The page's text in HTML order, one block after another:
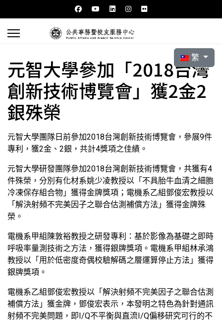
選擇你的語言
繁
元智大學參加「2018台灣
創新技術博覽會」獲2金2
銀殊榮
元智大學團隊日前參加2018台灣創新技術博覽會，參展9件
專利，獲2金、2銀，共計4獎項之佳績。
元智大學研發團隊參加2018台灣創新技術博覽會，共獲有4
件殊榮，分別有化材系姚少凌教授以「不具胎牛血清之細胞
冷凍保存組合物」獲得金牌獎項；電機系乙組鄧俊宏教授以
「解決射頻不完美因子之聯合估測補償方法」獲得金牌殊
榮。
電機系甲組陳敦裕教授之研發專利：基於影像為基礎之即時
呼吸率量測技術之方法，獲得銀牌獎項。電機系甲組林承鴻
教授以「用於低密度奇偶校驗解碼之層運算停止方法」獲得
銀牌獎項。
電機系乙組鄧俊宏教授以「解決射頻不完美因子之聯合估測
補償方法」獲金牌，鄧俊宏表示，本發明之特色為針對通訊
射頻不完美問題，即I/Q不平衡與直流I/Q偏移研究可行的不